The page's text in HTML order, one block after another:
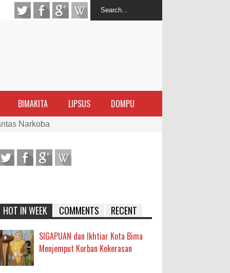
BIMAKITA LIPSUS DOMPU
Narkoba
Kewirausahaan Kota Bima
Layanan Berjalan Bertahap
HOT IN WEEK COMMENTS RECENT
SIGAPUAN dan Ikhtiar Kota Bima
Menjemput Korban Kekerasan